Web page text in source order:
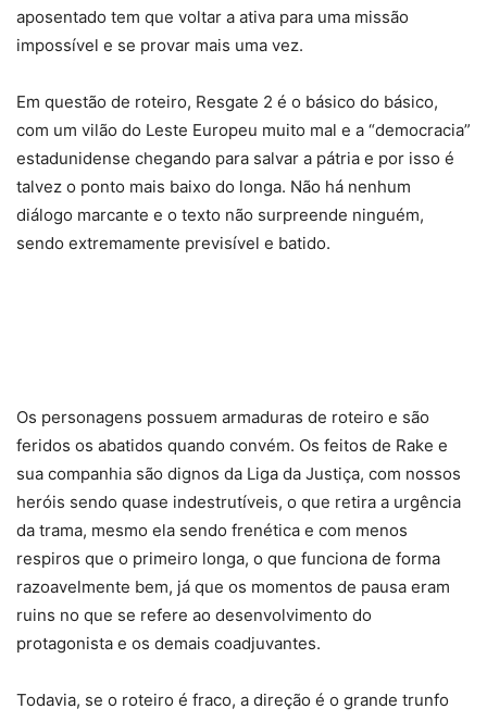
aposentado tem que voltar a ativa para uma missão
impossível e se provar mais uma vez.
Em questão de roteiro, Resgate 2 é o básico do básico,
com um vilão do Leste Europeu muito mal e a “democracia”
estadunidense chegando para salvar a pátria e por isso é
talvez o ponto mais baixo do longa. Não há nenhum
diálogo marcante e o texto não surpreende ninguém,
sendo extremamente previsível e batido.
Os personagens possuem armaduras de roteiro e são
feridos os abatidos quando convém. Os feitos de Rake e
sua companhia são dignos da Liga da Justiça, com nossos
heróis sendo quase indestrutíveis, o que retira a urgência
da trama, mesmo ela sendo frenética e com menos
respiros que o primeiro longa, o que funciona de forma
razoavelmente bem, já que os momentos de pausa eram
ruins no que se refere ao desenvolvimento do
protagonista e os demais coadjuvantes.
Todavia, se o roteiro é fraco, a direção é o grande trunfo